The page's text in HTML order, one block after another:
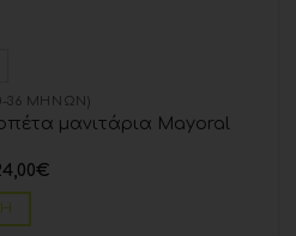
36 ΜΗΝΏΝ)
μανιτάρια Mayoral
€